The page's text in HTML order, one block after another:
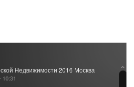
Недвижимости 2016 Москва
10:31